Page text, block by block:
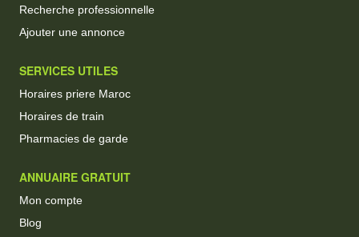
Recherche professionnelle
Ajouter une annonce
SERVICES UTILES
Horaires priere Maroc
Horaires de train
Pharmacies de garde
ANNUAIRE GRATUIT
Mon compte
Blog